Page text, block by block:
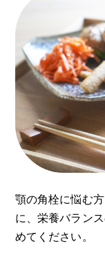
顎の角栓に悩む
に、栄養バラン
めてください。